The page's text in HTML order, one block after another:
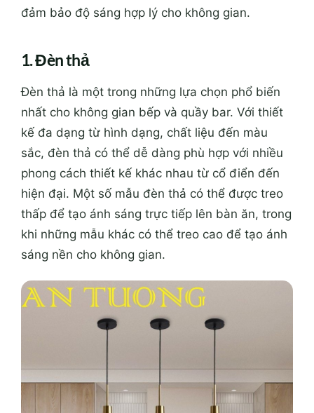
đảm bảo độ sáng hợp lý cho không gian.
1. Đèn thả
Đèn thả là một trong những lựa chọn phổ biến
nhất cho không gian bếp và quầy bar. Với thiết
kế đa dạng từ hình dạng, chất liệu đến màu
sắc, đèn thả có thể dễ dàng phù hợp với nhiều
phong cách thiết kế khác nhau từ cổ điển đến
hiện đại. Một số mẫu đèn thả có thể được treo
thấp để tạo ánh sáng trực tiếp lên bàn ăn, trong
khi những mẫu khác có thể treo cao để tạo ánh
sáng nền cho không gian.